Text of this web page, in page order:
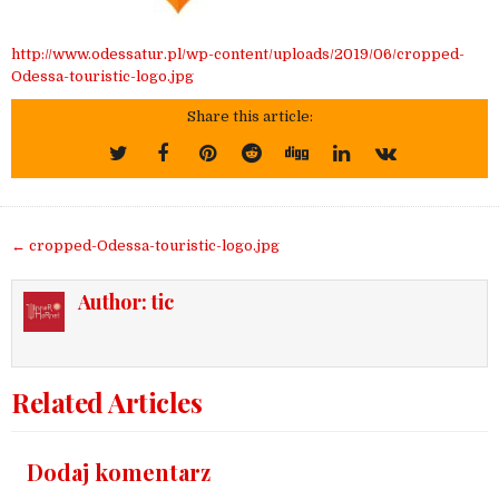
http://www.odessatur.pl/wp-content/uploads/2019/06/cropped-
Odessa-touristic-logo.jpg
Share this article:
Nawigacja
wpisu
← cropped-Odessa-touristic-logo.jpg
Author:tic
Related Articles
Dodaj komentarz